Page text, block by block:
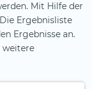
Mit Hilfe der
Ergebnisliste
Ergebnisse an.
weitere